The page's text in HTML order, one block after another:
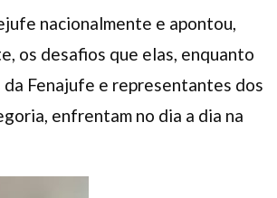
nacionalmente e apontou,
os desafios que elas, enquanto
Fenajufe e representantes dos
enfrentam no dia a dia na